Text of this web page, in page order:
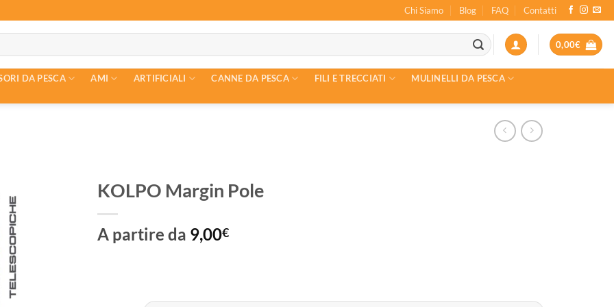
Chi Siamo Blog FAQ Contatti
0,00€
DA PESCA AMI ARTIFICIALI CANNE DA PESCA FILI E TRECCIATI
MULINELLI DA PESCA
KOLPO Margin Pole
A partire da 9,00€